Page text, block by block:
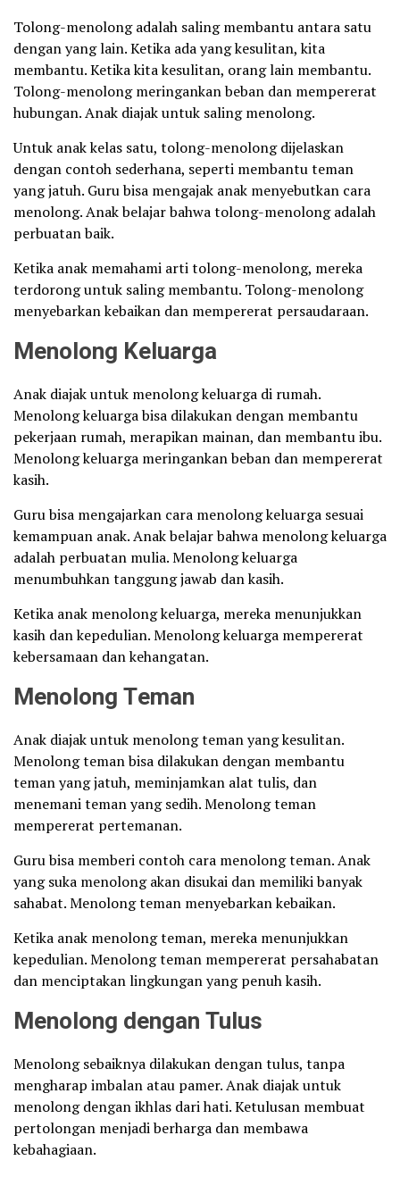
Tolong-menolong adalah saling membantu antara satu
dengan yang lain. Ketika ada yang kesulitan, kita
membantu. Ketika kita kesulitan, orang lain membantu.
Tolong-menolong meringankan beban dan mempererat
hubungan. Anak diajak untuk saling menolong.
Untuk anak kelas satu, tolong-menolong dijelaskan
dengan contoh sederhana, seperti membantu teman
yang jatuh. Guru bisa mengajak anak menyebutkan cara
menolong. Anak belajar bahwa tolong-menolong adalah
perbuatan baik.
Ketika anak memahami arti tolong-menolong, mereka
terdorong untuk saling membantu. Tolong-menolong
menyebarkan kebaikan dan mempererat persaudaraan.
Menolong Keluarga
Anak diajak untuk menolong keluarga di rumah.
Menolong keluarga bisa dilakukan dengan membantu
pekerjaan rumah, merapikan mainan, dan membantu ibu.
Menolong keluarga meringankan beban dan mempererat
kasih.
Guru bisa mengajarkan cara menolong keluarga sesuai
kemampuan anak. Anak belajar bahwa menolong keluarga
adalah perbuatan mulia. Menolong keluarga
menumbuhkan tanggung jawab dan kasih.
Ketika anak menolong keluarga, mereka menunjukkan
kasih dan kepedulian. Menolong keluarga mempererat
kebersamaan dan kehangatan.
Menolong Teman
Anak diajak untuk menolong teman yang kesulitan.
Menolong teman bisa dilakukan dengan membantu
teman yang jatuh, meminjamkan alat tulis, dan
menemani teman yang sedih. Menolong teman
mempererat pertemanan.
Guru bisa memberi contoh cara menolong teman. Anak
yang suka menolong akan disukai dan memiliki banyak
sahabat. Menolong teman menyebarkan kebaikan.
Ketika anak menolong teman, mereka menunjukkan
kepedulian. Menolong teman mempererat persahabatan
dan menciptakan lingkungan yang penuh kasih.
Menolong dengan Tulus
Menolong sebaiknya dilakukan dengan tulus, tanpa
mengharap imbalan atau pamer. Anak diajak untuk
menolong dengan ikhlas dari hati. Ketulusan membuat
pertolongan menjadi berharga dan membawa
kebahagiaan.